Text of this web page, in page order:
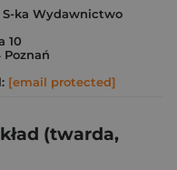
S-ka Wydawnictwo
10
Poznań
[email protected]
(twarda,